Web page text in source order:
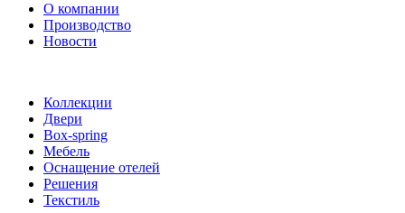
О компании
Производство
Новости
Коллекции
Двери
Box-spring
Мебель
Оснащение отелей
Решения
Текстиль